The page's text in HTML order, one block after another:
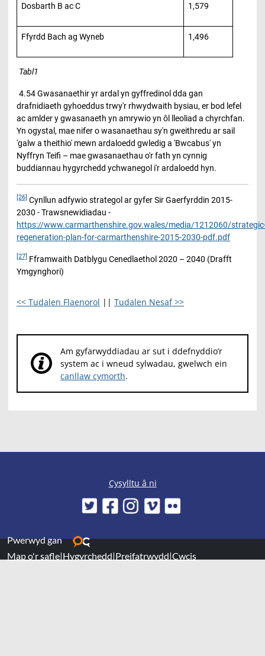
Dosbarth B ac C 1,579
Ffyrdd Bach ag Wyneb 1,496
Tabl1
4.54 Gwasanaethir yr ardal yn gyffredinol dda gan
drafnidiaeth gyhoeddus trwy'r rhwydwaith bysiau, er bod lefel
ac amlder y gwasanaeth yn amrywio yn ôl lleoliad a chyrchfan.
Yn ogystal, mae nifer o wasanaethau sy'n gweithredu ar sail
'galw a theithio' mewn ardaloedd gwledig a 'Bwcabus' yn
Nyffryn Teifi – mae gwasanaethau o'r fath yn cynnig
buddiannau hygyrchedd ychwanegol i'r ardaloedd hyn.
[26] Cynllun adfywio strategol ar gyfer Sir Gaerfyrddin 2015-
2030 - Trawsnewidiadau -
https://www.carmarthenshire.gov.wales/media/1212060/
regeneration-plan-for-carmarthenshire-2015-2030-pdf.pdf
[27] Fframwaith Datblygu Cenedlaethol 2020 – 2040 (Drafft
Ymgynghori)
<< Tudalen Flaenorol || Tudalen Nesaf >>
Am gyfarwyddiadau ar sut i ddefnyddio’r
system ac i wneud sylwadau, gwelwch ein
canllaw cymorth.
Cysylltu â ni
Pwerwyd gan
Map o'r safle|Hygyrchedd|Preifatrwydd|Cwcis